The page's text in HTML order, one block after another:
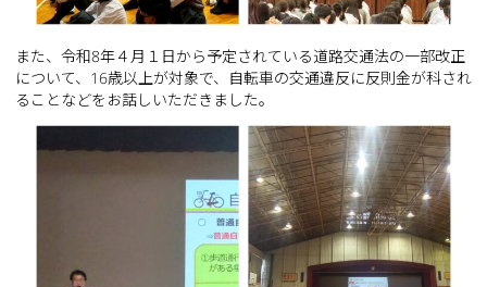
また、令和8年４月１日から予定されている道路交通法の一部改正
について、16歳以上が対象で、自転車の交通違反に反則金が科され
ることなどをお話しいただきました。